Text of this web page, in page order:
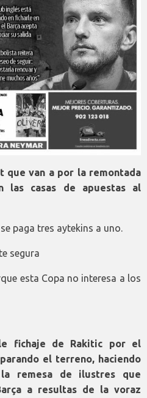
que van a por la remontada
las casas de apuestas al
paga tres aytekins a uno.
segura
esta Copa no interesa a los
fichaje de Rakitic por el
el terreno, haciendo
remesa de ilustres que
a resultas de la voraz